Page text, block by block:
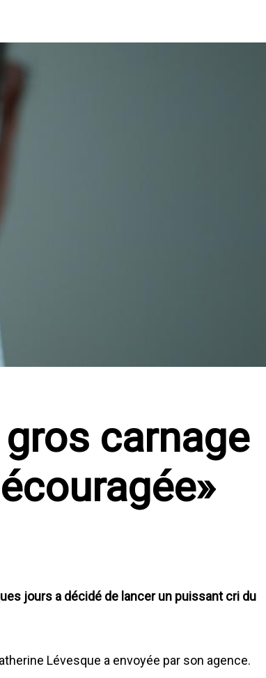
gros carnage
jours a décidé de lancer un puissant cri du
Lévesque a envoyée par son agence.